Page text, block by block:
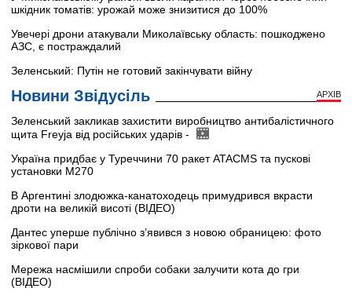
шкідник томатів: урожай може знизитися до 100%
Увечері дрони атакували Миколаївську область: пошкоджено
АЗС, є постраждалий
Зеленський: Путін не готовий закінчувати війну
Новини Звідусіль АРХІВ
Зеленський закликав захистити виробництво антибалістичного
щита Freyja від російських ударів -
Україна придбає у Туреччини 70 ракет ATACMS та пускові
установки M270
В Аргентині злодюжка-канатоходець примудрився вкрасти
дроти на великій висоті (ВІДЕО)
Дантес уперше публічно з’явився з новою обраницею: фото
зіркової пари
Мережа насмішили спроби собаки залучити кота до гри
(ВІДЕО)